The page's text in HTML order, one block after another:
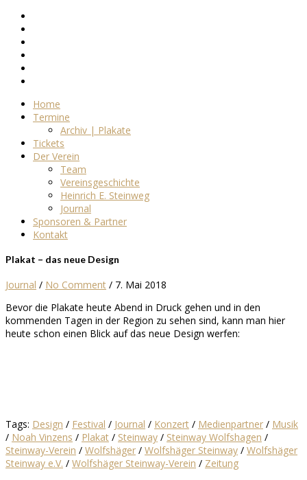
Home
Termine
Archiv | Plakate
Tickets
Der Verein
Team
Vereinsgeschichte
Heinrich E. Steinweg
Journal
Sponsoren & Partner
Kontakt
Plakat – das neue Design
Journal / No Comment / 7. Mai 2018
Bevor die Plakate heute Abend in Druck gehen und in den
kommenden Tagen in der Region zu sehen sind, kann man hier
heute schon einen Blick auf das neue Design werfen:
Tags: Design / Festival / Journal / Konzert / Medienpartner / Musik
/ Noah Vinzens / Plakat / Steinway / Steinway Wolfshagen /
Steinway-Verein / Wolfshäger / Wolfshäger Steinway / Wolfshäger
Steinway e.V. / Wolfshäger Steinway-Verein / Zeitung